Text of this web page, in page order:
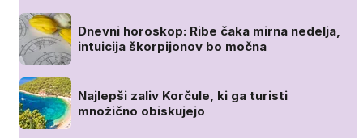
Dnevni horoskop: Ribe čaka mirna nedelja,
intuicija škorpijonov bo močna
Najlepši zaliv Korčule, ki ga turisti
množično obiskujejo